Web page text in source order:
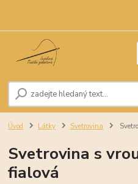
Úvod Látky Svetrovina
Svetrovina s
fialová